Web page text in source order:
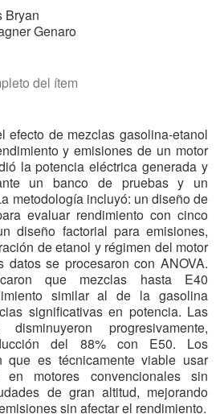
Bryan
Genaro
del ítem
efecto de mezclas gasolina-etanol
y emisiones de un motor
la potencia eléctrica generada y
un banco de pruebas y un
metodología incluyó: un diseño de
evaluar rendimiento con cinco
diseño factorial para emisiones,
de etanol y régimen del motor
datos se procesaron con ANOVA.
que mezclas hasta E40
similar al de la gasolina
significativas en potencia. Las
progresivamente,
del 88% con E50. Los
que es técnicamente viable usar
motores convencionales sin
de gran altitud, mejorando
sin afectar el rendimiento.